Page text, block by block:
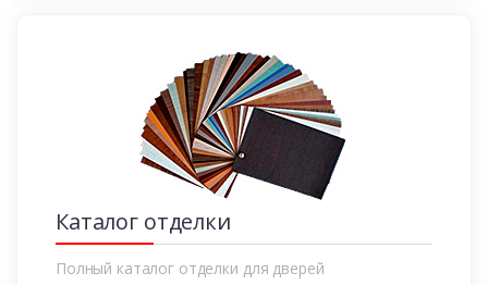
Каталог отделки
Полный каталог отделки для дверей